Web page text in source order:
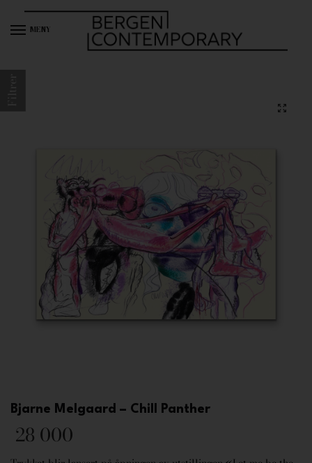
MENY
Bjarne Melgaard – Chill Panther
28 000
Filtrer